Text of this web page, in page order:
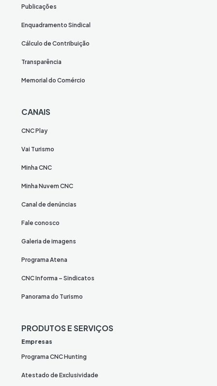
Publicações
Enquadramento Sindical
Cálculo de Contribuição
Transparência
Memorial do Comércio
CANAIS
CNC Play
Vai Turismo
Minha CNC
Minha Nuvem CNC
Canal de denúncias
Fale conosco
Galeria de imagens
Programa Atena
CNC Informa – Sindicatos
Panorama do Turismo
PRODUTOS E SERVIÇOS
Empresas
Programa CNC Hunting
Atestado de Exclusividade